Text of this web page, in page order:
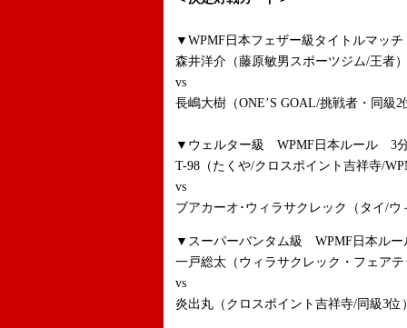
▼WPMF日本フェザー級タイトルマッ
森井洋介（藤原敏男スポーツジム/王者）
vs
長嶋大樹（ONE’S GOAL/挑戦者・同級2
▼ウェルター級 WPMF日本ルール 3
T-98（たくや/クロスポイント吉祥寺/
vs
ブアカーオ･ウィラサクレック（タイ/
▼スーパーバンタム級 WPMF日本ル
一戸総太（ウィラサクレック・フェア
vs
炎出丸（クロスポイント吉祥寺/同級3位